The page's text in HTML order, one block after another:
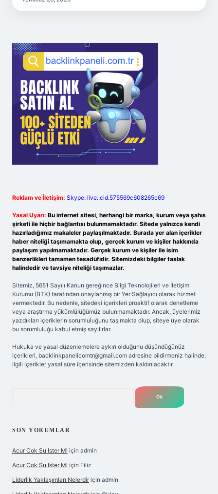
Reklam ve İletişim: Skype: live:.cid.575569c608265c69
Yasal Uyarı: Bu internet sitesi, herhangi bir marka, kurum veya şahıs
şirketi ile hiçbir bağlantısı bulunmamaktadır. Sitede yalnızca kendi
hazırladığımız makaleler paylaşılmaktadır. Burada yer alan içerikler
haber niteliği taşımamakta olup, gerçek kurum ve kişiler hakkında
paylaşım yapılmamaktadır. Gerçek kurum ve kişiler ile isim
benzerlikleri tamamen tesadüfidir. Sitemizdeki bilgiler taslak
halindedir ve tavsiye niteliği taşımazlar.
Sitemiz, 5651 Sayılı Kanun gereğince Bilgi Teknolojileri ve İletişim
Kurumu (BTK) tarafından onaylanmış bir Yer Sağlayıcı olarak hizmet
vermektedir. Bu nedenle, sitedeki içerikleri proaktif olarak denetleme
veya araştırma yükümlülüğümüz bulunmamaktadır. Ancak, üyelerimiz
yazdıkları içeriklerin sorumluluğunu taşımakta olup, siteye üye olarak
bu sorumluluğu kabul etmiş sayılırlar.
Hukuka ve yasal düzenlemelere aykırı olduğunu düşündüğünüz
içerikleri, backlinkpanelicomtr@gmail.com adresine bildirmeniz halinde,
ilgili içerikler yasal süre içerisinde sitemizden kaldırılacaktır.
SON YORUMLAR
Acur Cok Su Ister Mi için admin
Acur Cok Su Ister Mi için Filiz
Liderlik Yaklaşımları Nelerdir için admin